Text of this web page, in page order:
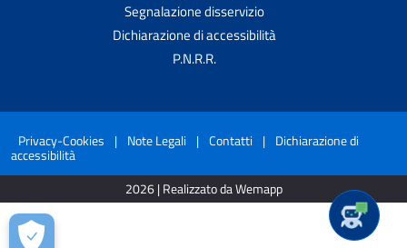
Segnalazione disservizio
Dichiarazione di accessibilità
P.N.R.R.
Privacy-Cookies | Note Legali | Contatti | Dichiarazione di
accessibilità
2026 | Realizzato da Wemapp